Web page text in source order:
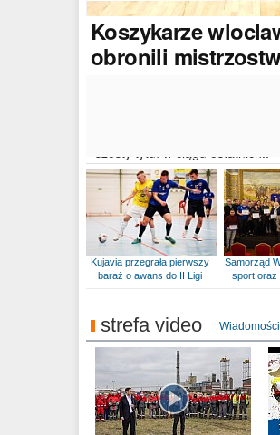
Koszykarze
obronili
Kujavia przegrała pierwszy
baraż o awans do II Ligi
Samorząd
sport oraz
strefa video Wiadomości